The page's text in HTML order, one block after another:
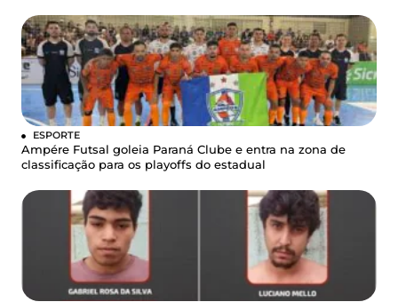
ESPORTE
Ampére Futsal goleia Paraná Clube e entra na zona de
classificação para os playoffs do estadual